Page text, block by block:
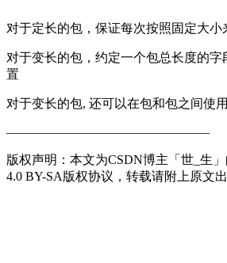
对于定长的包，保证每次按照固定大小
对于变长的包，约定一个包总长度的
置
对于变长的包, 还可以在包和包之间使
————————————————
版权声明：本文为CSDN博主「世_生
4.0 BY-SA版权协议，转载请附上原文